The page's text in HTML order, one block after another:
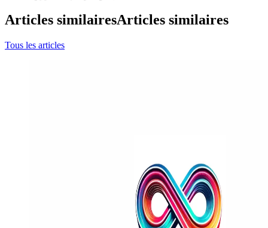
Articles similairesArticles similaires
Tous les articles